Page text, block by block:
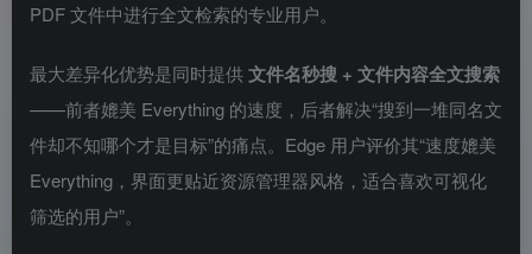
PDF 文件中进行全文检索的专业用户。
最大差异化优势是同时提供文件名秒搜 + 文件内容全文搜索
——前者媲美 Everything 的速度，后者解决“搜到一堆同名文
件却不知哪个才是目标”的痛点。Edge 用户评价其“速度媲美
Everything，界面更贴近资源管理器风格，适合喜欢可视化
筛选的用户”。